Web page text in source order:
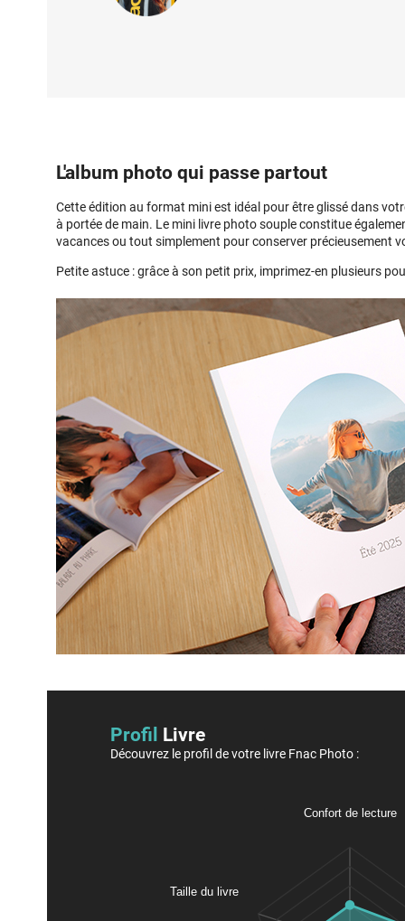
L'album photo qui passe partout
Cette édition au format mini est idéal pour être glissé dans
à portée de main. Le mini livre photo souple constitue
vacances ou tout simplement pour conserver précieusement
Petite astuce : grâce à son petit prix, imprimez-en plusieurs
Profil Livre
Découvrez le profil de votre livre Fnac Photo :
Confort de lecture
Taille du livre